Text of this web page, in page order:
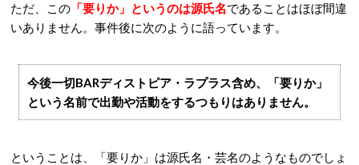
ただ、この 「要りか」というのは源氏名であることはほぼ間違
いありません。事件後に次のように語っています。
今後一切BARディストピア・ラプラス含め、「要りか」
という名前で出勤や活動をするつもりはありません。
ということは、「要りか」は源氏名・芸名のようなものでしょ